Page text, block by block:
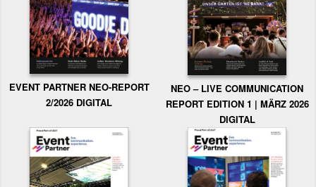
EVENT PARTNER NEO-REPORT
2/2026 DIGITAL
NEO – LIVE COMMUNICATION
REPORT EDITION 1 | MÄRZ 2026
DIGITAL